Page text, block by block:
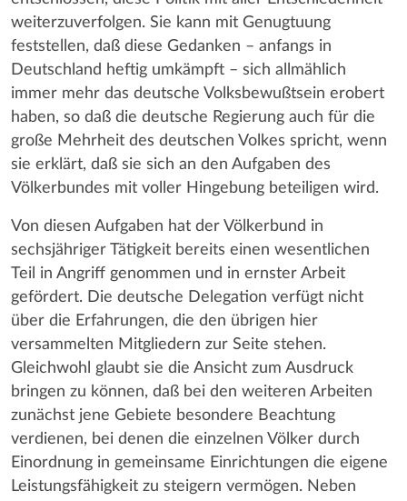
weiterzuverfolgen. Sie kann mit Genugtuung
feststellen, daß diese Gedanken – anfangs in
Deutschland heftig umkämpft – sich allmählich
immer mehr das deutsche Volksbewußtsein erobert
haben, so daß die deutsche Regierung auch für die
große Mehrheit des deutschen Volkes spricht, wenn
sie erklärt, daß sie sich an den Aufgaben des
Völkerbundes mit voller Hingebung beteiligen wird.
Von diesen Aufgaben hat der Völkerbund in
sechsjähriger Tätigkeit bereits einen wesentlichen
Teil in Angriff genommen und in ernster Arbeit
gefördert. Die deutsche Delegation verfügt nicht
über die Erfahrungen, die den übrigen hier
versammelten Mitgliedern zur Seite stehen.
Gleichwohl glaubt sie die Ansicht zum Ausdruck
bringen zu können, daß bei den weiteren Arbeiten
zunächst jene Gebiete besondere Beachtung
verdienen, bei denen die einzelnen Völker durch
Einordnung in gemeinsame Einrichtungen die eigene
Leistungsfähigkeit zu steigern vermögen. Neben